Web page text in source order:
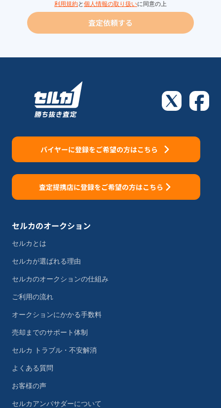
利用規約と 個人情報の取り扱いに同意の上
査定依頼する
バイヤーに登録をご希望の方はこちら
査定提携店に登録をご希望の方はこちら
セルカのオークション
セルカとは
セルカが選ばれる理由
セルカのオークションの仕組み
ご利用の流れ
オークションにかかる手数料
売却までのサポート体制
セルカ トラブル・不安解消
よくある質問
お客様の声
セルカアンバサダーについて